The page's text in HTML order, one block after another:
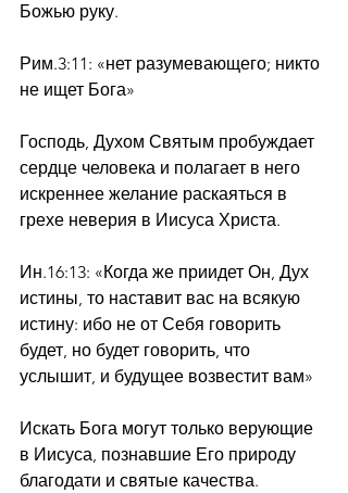
Божью руку.
Рим.3:11: «нет разумевающего; никто
не ищет Бога»
Господь, Духом Святым пробуждает
сердце человека и полагает в него
искреннее желание раскаяться в
грехе неверия в Иисуса Христа.
Ин.16:13: «Когда же приидет Он, Дух
истины, то наставит вас на всякую
истину: ибо не от Себя говорить
будет, но будет говорить, что
услышит, и будущее возвестит вам»
Искать Бога могут только верующие
в Иисуса, познавшие Его природу
благодати и святые качества.